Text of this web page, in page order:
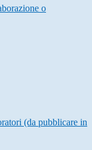
o
(da pubblicare in